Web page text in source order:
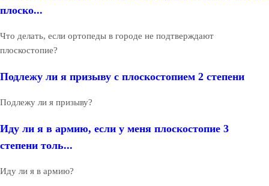
плоско...
Что делать, если ортопеды в городе не подтверждают
плоскостопие?
Подлежу ли я призыву с плоскостопием 2 степени
Подлежу ли я призыву?
Иду ли я в армию, если у меня плоскостопие 3
степени толь...
Иду ли я в армию?